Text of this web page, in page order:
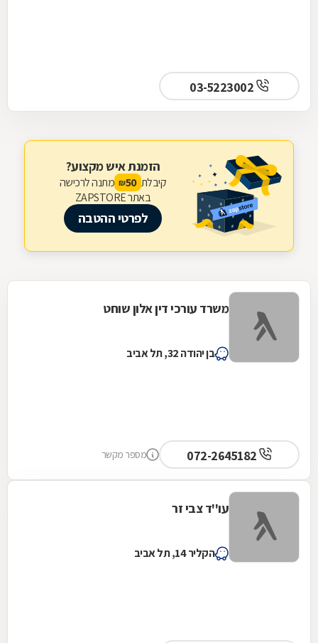
הזמנת איש מקצוע?
קיבלת 50
₪ מתנה לרכישה
באתר ZAPSTORE
לפרטי ההטבה
משרד עורכי דין אלון שוחט
בן יהודה 32, תל אביב
מספר מקשר
עו''ד צבי זר
הקליר 14, תל אביב